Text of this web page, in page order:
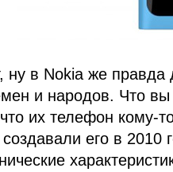
ну в Nokia же
и народов. Что вы
их телефон кому-
создавали его в 2010